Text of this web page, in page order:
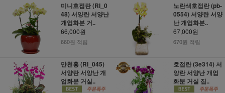
미니호접란 (RI_0
48) 서양란 서양난
개업화분 거..
66,000원
660원 적립
노란색호접란 (pb-
0554) 서양란 서양
난 개업화분..
67,000원
670원 적립
만천홍 (RI_045)
서양란 서양난 개
업화분 거실..
호접란 (3e314) 서
양란 서양난 개업
화분 거실 집..